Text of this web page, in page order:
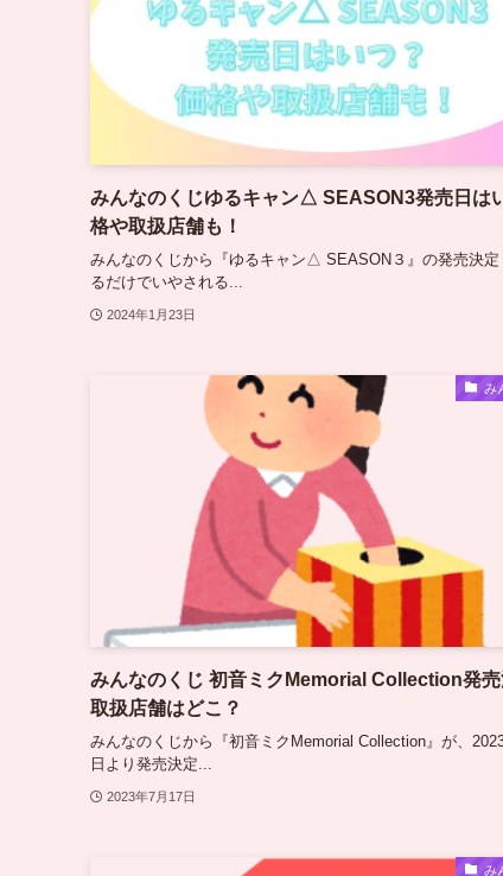
みんなのくじゆるキャン△ SEASON3発売日は
格や取扱店舗も！
みんなのくじから『ゆるキャン△ SEASON３』の発売決定
るだけでいやされる...
2024年1月23日
み
みんなのくじ 初音ミクMemorial Collection発売
取扱店舗はどこ？
みんなのくじから『初音ミクMemorial Collection』が、
日より発売決定...
2023年7月17日
み